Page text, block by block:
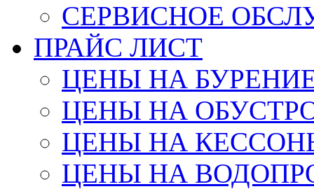
СЕРВИСНОЕ
ПРАЙС ЛИСТ
ЦЕНЫ НА
ЦЕНЫ НА
ЦЕНЫ НА
ЦЕНЫ НА